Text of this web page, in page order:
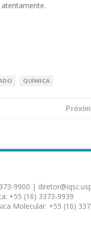
QUÍMICA
9900 |
+55 (16) 3373-9939
Molecular: +55 (16)